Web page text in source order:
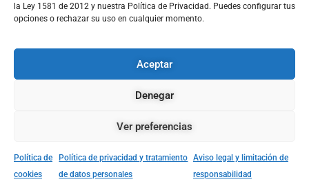
la Ley 1581 de 2012 y nuestra Política de Privacidad. Puedes configurar tus
opciones o rechazar su uso en cualquier momento.
Aceptar
Denegar
Ver preferencias
Política de
cookies
Política de privacidad y tratamiento
de datos personales
Aviso legal y limitación de
responsabilidad
Menu Comprar Sedes Carrito
Términos Legales y Soporte
Política de PQRS y atención al cliente
© 2026, TIENDAS VR MULTIMARCAS S.A.S | NIT:
Para conocer tus derechos o radicar una queja, visita el portal de la
Superintendencia de Industria y Comercio: www.sic.gov.co